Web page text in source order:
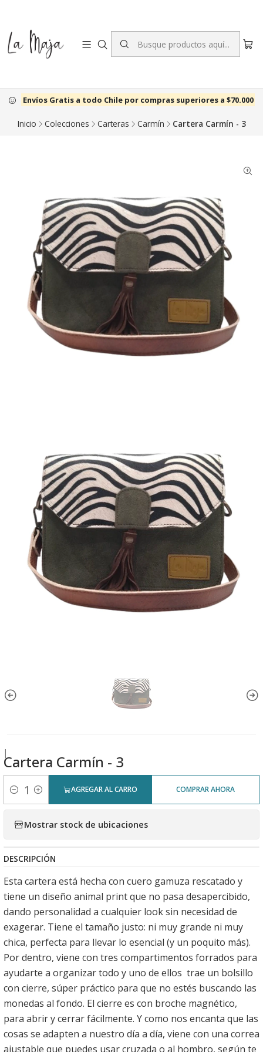
Envíos Gratis a todo Chile por compras superiores a $70.000
Inicio Colecciones Carteras Carmín Cartera Carmín - 3
|
Cartera Carmín - 3
Cantidad
AGREGAR AL CARRO COMPRAR AHORA
Mostrar stock de ubicaciones
DESCRIPCIÓN
Esta cartera está hecha con cuero gamuza rescatado y
tiene un diseño animal print que no pasa desapercibido,
dando personalidad a cualquier look sin necesidad de
exagerar. Tiene el tamaño justo: ni muy grande ni muy
chica, perfecta para llevar lo esencial (y un poquito más).
Por dentro, viene con tres compartimentos forrados para
ayudarte a organizar todo y uno de ellos trae un bolsillo
con cierre, súper práctico para que no estés buscando las
monedas al fondo. El cierre es con broche magnético,
para abrir y cerrar fácilmente. Y como nos encanta que las
cosas se adapten a nuestro día a día, viene con una correa
ajustable que puedes usar cruzada o al hombro, según te